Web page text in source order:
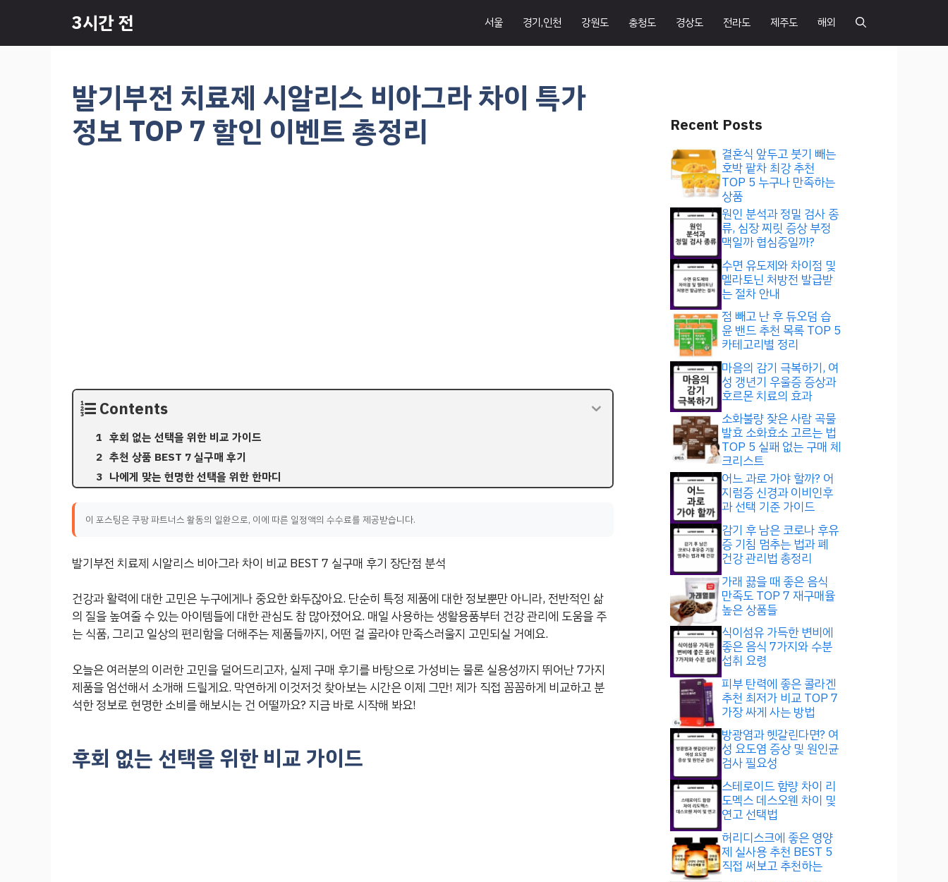
츠
3시간 전 서울 경기,인천 강원도 충청도 경상도 전라도 제주도 해외
발기부전 치료제 시알리스 비아그라 차이 특가
정보 TOP 7 할인 이벤트 총정리
Contents
후회 없는 선택을 위한 비교 가이드
추천 상품 BEST 7 실구매 후기
나에게 맞는 현명한 선택을 위한 한마디
이 포스팅은 쿠팡 파트너스 활동의 일환으로, 이에 따른 일정액의 수수료를 제공받습니다.
발기부전 치료제 시알리스 비아그라 차이 비교 BEST 7 실구매 후기 장단점 분석
건강과 활력에 대한 고민은 누구에게나 중요한 화두잖아요. 단순히 특정 제품에 대한 정보뿐만 아니라, 전반적인 삶
의 질을 높여줄 수 있는 아이템들에 대한 관심도 참 많아졌어요. 매일 사용하는 생활용품부터 건강 관리에 도움을 주
는 식품, 그리고 일상의 편리함을 더해주는 제품들까지, 어떤 걸 골라야 만족스러울지 고민되실 거예요.
오늘은 여러분의 이러한 고민을 덜어드리고자, 실제 구매 후기를 바탕으로 가성비는 물론 실용성까지 뛰어난 7가지
제품을 엄선해서 소개해 드릴게요. 막연하게 이것저것 찾아보는 시간은 이제 그만! 제가 직접 꼼꼼하게 비교하고 분
석한 정보로 현명한 소비를 해보시는 건 어떨까요? 지금 바로 시작해 봐요!
후회 없는 선택을 위한 비교 가이드
Recent Posts
결혼식 앞두고 붓기 빼는
호박 팥차 최강 추천
TOP 5 누구나 만족하는
상품
원인 분석과 정밀 검사 종
류, 심장 찌릿 증상 부정
맥일까 협심증일까?
수면 유도제와 차이점 및
멜라토닌 처방전 발급받
는 절차 안내
점 빼고 난 후 듀오덤 습
윤 밴드 추천 목록 TOP 5
카테고리별 정리
마음의 감기 극복하기, 여
성 갱년기 우울증 증상과
호르몬 치료의 효과
소화불량 잦은 사람 곡물
발효 소화효소 고르는 법
TOP 5 실패 없는 구매 체
크리스트
어느 과로 가야 할까? 어
지럼증 신경과 이비인후
과 선택 기준 가이드
감기 후 남은 코로나 후유
증 기침 멈추는 법과 폐
건강 관리법 총정리
가래 끓을 때 좋은 음식
만족도 TOP 7 재구매율
높은 상품들
식이섬유 가득한 변비에
좋은 음식 7가지와 수분
섭취 요령
피부 탄력에 좋은 콜라겐
추천 최저가 비교 TOP 7
가장 싸게 사는 방법
방광염과 헷갈린다면? 여
성 요도염 증상 및 원인균
검사 필요성
스테로이드 함량 차이 리
도멕스 데스오웬 차이 및
연고 선택법
허리디스크에 좋은 영양
제 실사용 추천 BEST 5
직접 써보고 추천하는